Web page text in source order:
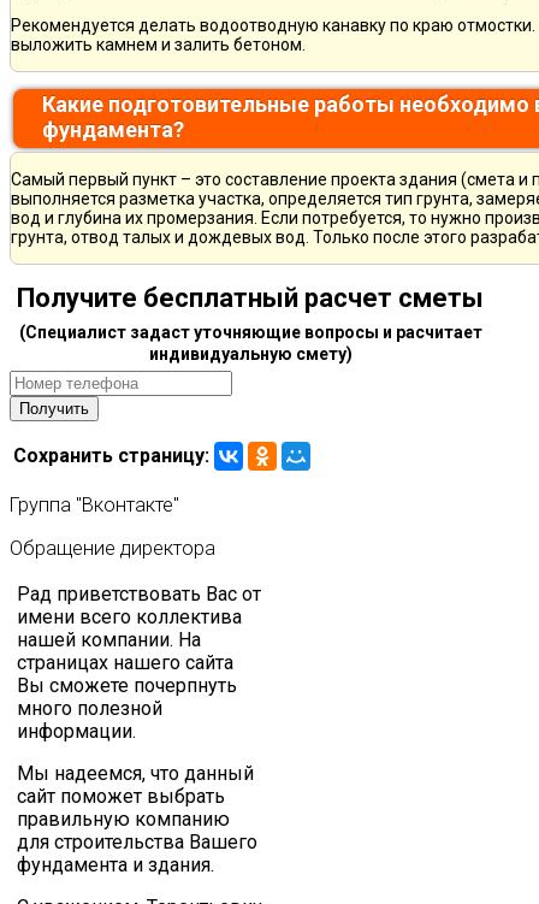
Рекомендуется делать водоотводную канавку по краю
выложить камнем и залить бетоном.
Какие подготовительные работы необходимо
фундамента?
Самый первый пункт – это составление проекта здания (смета
выполняется разметка участка, определяется тип грунта,
вод и глубина их промерзания. Если потребуется, то нужно
грунта, отвод талых и дождевых вод. Только после этого
Получите бесплатный расчет сметы
(Специалист задаст уточняющие вопросы и расчитает
индивидуальную смету)
Сохранить страницу:
Группа "Вконтакте"
Обращение директора
Рад приветствовать Вас от
имени всего коллектива
нашей компании. На
страницах нашего сайта
Вы сможете почерпнуть
много полезной
информации.
Мы надеемся, что данный
сайт поможет выбрать
правильную компанию
для строительства Вашего
фундамента и здания.